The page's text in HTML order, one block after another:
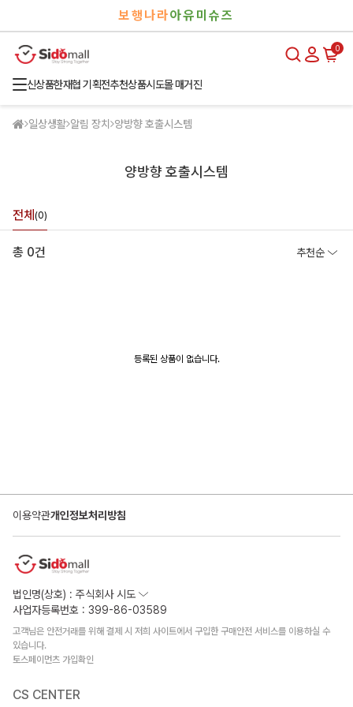
보행나라아유미슈즈
0
신상품한재협 기획전추천상품시도몰 매거진
일상생활 알림 장치 양방향 호출시스템
양방향 호출시스템
전체 (0)
총 0건 추천순
등록된 상품이 없습니다.
이용약관개인정보처리방침
법인명(상호) : 주식회사 시도
사업자등록번호 : 399-86-03589
고객님은 안전거래를 위해 결제 시 저희 사이트에서 구입한 구매안전 서비스를 이용하실 수
있습니다.
토스페이먼츠 가입확인
CS CENTER